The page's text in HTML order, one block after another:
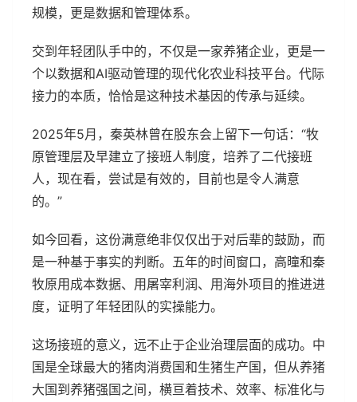
规模，更是数据和管理体系。
交到年轻团队手中的，不仅是一家养猪企业，更是一
个以数据和AI驱动管理的现代化农业科技平台。代际
接力的本质，恰恰是这种技术基因的传承与延续。
2025年5月，秦英林曾在股东会上留下一句话：“牧
原管理层及早建立了接班人制度，培养了二代接班
人，现在看，尝试是有效的，目前也是令人满意
的。”
如今回看，这份满意绝非仅仅出于对后辈的鼓励，而
是一种基于事实的判断。五年的时间窗口，高曈和秦
牧原用成本数据、用屠宰利润、用海外项目的推进进
度，证明了年轻团队的实操能力。
这场接班的意义，远不止于企业治理层面的成功。中
国是全球最大的猪肉消费国和生猪生产国，但从养猪
大国到养猪强国之间，横亘着技术、效率、标准化与